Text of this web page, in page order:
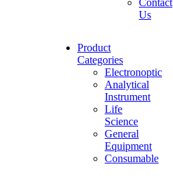
Us
Product
Categories
Electronoptic
Analytical
Instrument
Life
Science
General
Equipment
Consumable